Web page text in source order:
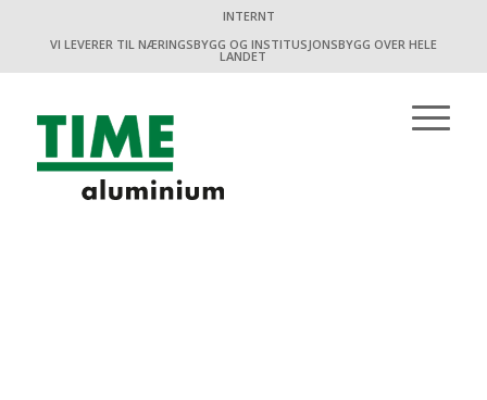
INTERNT
VI LEVERER TIL NÆRINGSBYGG OG INSTITUSJONSBYGG OVER HELE
LANDET